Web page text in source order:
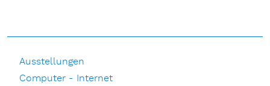
Ausstellungen
Computer - Internet